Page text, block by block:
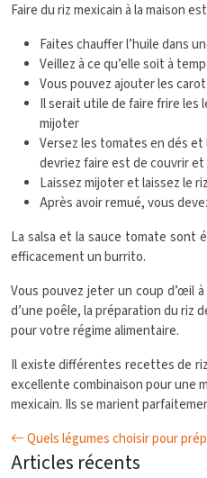
Faire du riz mexicain à la maison
Faites chauffer l’huile dans
Veillez à ce qu’elle soit à
Vous pouvez ajouter les
Il serait utile de faire frire les
mijoter
Versez les tomates en dés
devriez faire est de couvrir
Laissez mijoter et laissez le
Après avoir remué, vous
La salsa et la sauce tomate sont
efficacement un burrito.
Vous pouvez jeter un coup d’œil
d’une poêle, la préparation du riz
pour votre régime alimentaire.
Il existe différentes recettes de
excellente combinaison pour une
mexicain. Ils se marient
Quels légumes choisir pour
Articles récents